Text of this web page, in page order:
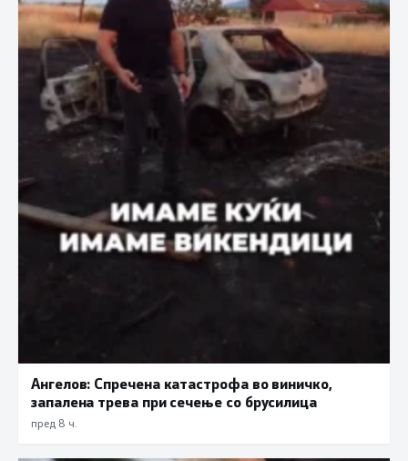
Ангелов: Спречена катастрофа во виничко,
запалена трева при сечење со брусилица
пред 8 ч.